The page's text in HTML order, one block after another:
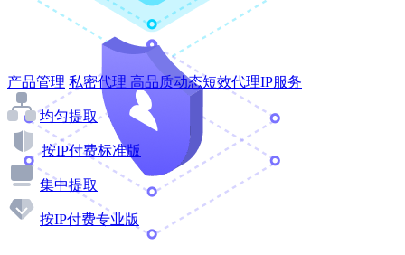
产品管理 私密代理 高品质动态短效代理IP服务
均匀提取
按IP付费标准版
集中提取
按IP付费专业版